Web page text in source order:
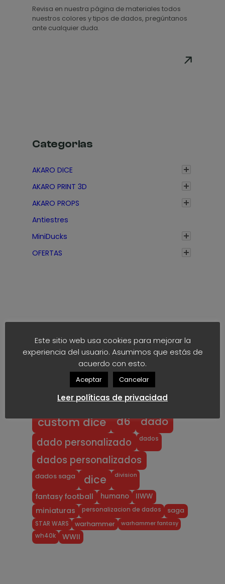
€
Revisa en nuestra página de materiales todos
nuestros colores y tipos de dados, pregúntanos
ante cualquier duda.
Categorias
AKARO DICE
AKARO PRINT 3D
AKARO PROPS
Antiestres
MiniDucks
OFERTAS
Etiquetas
akaro dice anime block
blood bowl bloodbowl
chibi bowl custom d6
custom dice d6 dado
dado personalizado dados
dados personalizados
dados saga dice division
fantasy football humano IIWW
miniaturas personalizacion de dados saga
STAR WARS warhammer warhammer fantasy
wh40k WWII
Este sitio web usa cookies para mejorar la
experiencia del usuario. Asumimos que estás de
acuerdo con esto.
Aceptar Cancelar
Leer políticas de privacidad